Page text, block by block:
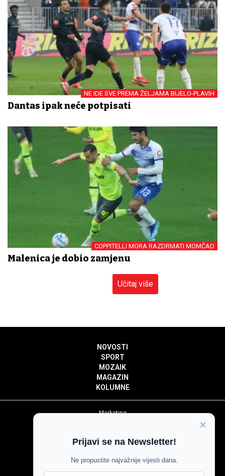
NE IDE SVE PREMA ŽELJAMA BIJELO-PLAVIH
Dantas ipak neće potpisati
COPPITELLI MORA RAZDRMATI MOMČAD
Malenica je dobio zamjenu
Učitaj više
NOVOSTI
SPORT
MOZAIK
MAGAZIN
KOLUMNE
Marketing
Impressum
Pravila komentiranja
Agroglas
×
Prijavi se na Newsletter!
Ne propustite najvažnije vijesti dana.